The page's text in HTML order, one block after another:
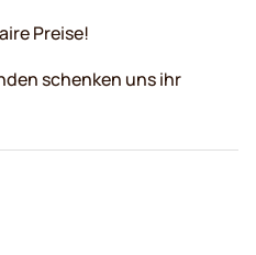
Preise!
schenken uns ihr